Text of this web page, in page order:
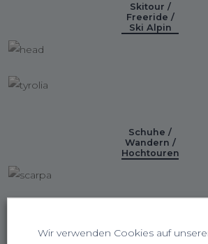
Skitour /
Freeride /
Ski Alpin
Schuhe /
Wandern /
Hochtouren
Wir verwenden Cookies auf